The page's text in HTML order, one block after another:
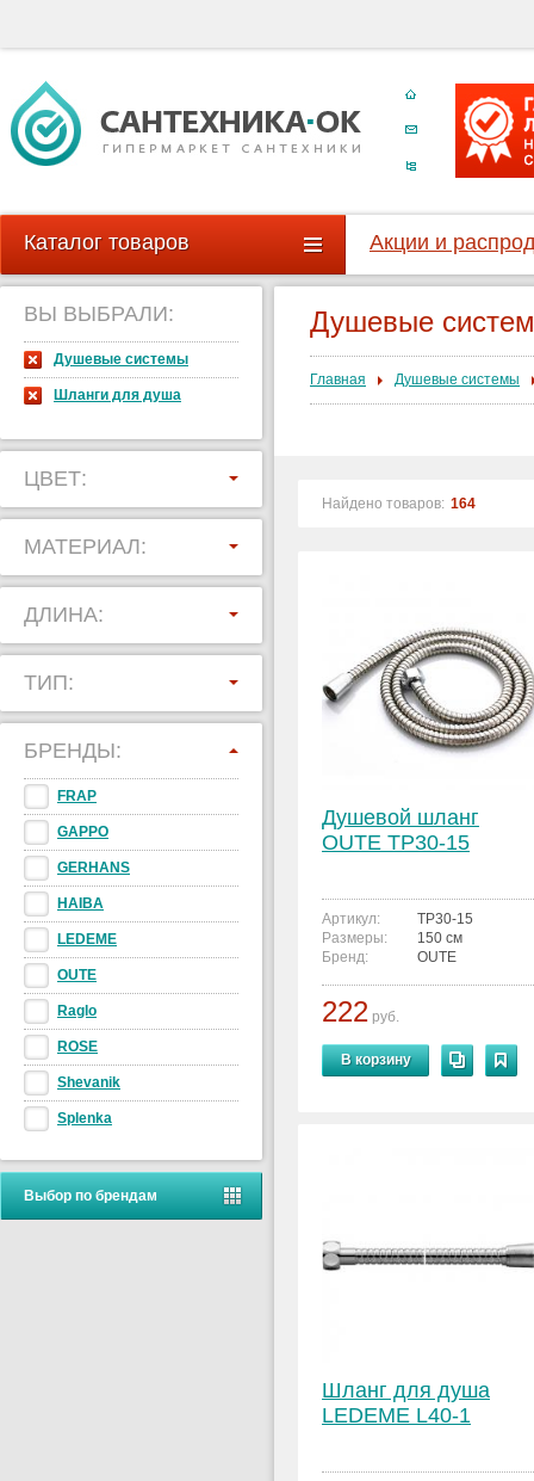
Каталог товаров Акции и
ВЫ ВЫБРАЛИ:
Душевые системы
Шланги для душа
ЦВЕТ:
МАТЕРИАЛ:
ДЛИНА:
ТИП:
БРЕНДЫ:
FRAP
GAPPO
GERHANS
HAIBA
LEDEME
OUTE
Raglo
ROSE
Shevanik
Splenka
Выбор по брендам
Душевые
Главная Душевые системы
Найдено товаров: 164
Душевой шланг
OUTE TP30-15
Артикул:
TP30-15
Размеры:
150 см
Бренд:
OUTE
222 руб.
В корзину
Шланг для душа
LEDEME L40-1